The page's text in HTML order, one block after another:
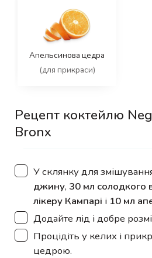
Апельсинова цедра
(для прикраси)
Рецепт коктейлю
Bronx
▢
У склянку для
джину, 30 мл солодкого
лікеру Кампарі і 10 мл
▢
Додайте лід і добре
▢
Процідіть у келих і
цедрою.